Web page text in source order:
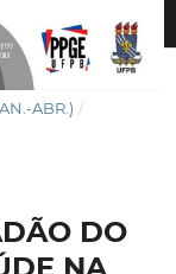
ABR.) /
DO